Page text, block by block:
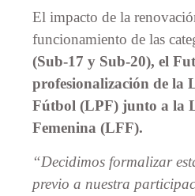
El impacto de la
funcionamiento de las
(Sub-17 y Sub-20), el
profesionalización de la
Fútbol (LPF) junto a la
Femenina (LFF).
“Decidimos formalizar
previo a nuestra